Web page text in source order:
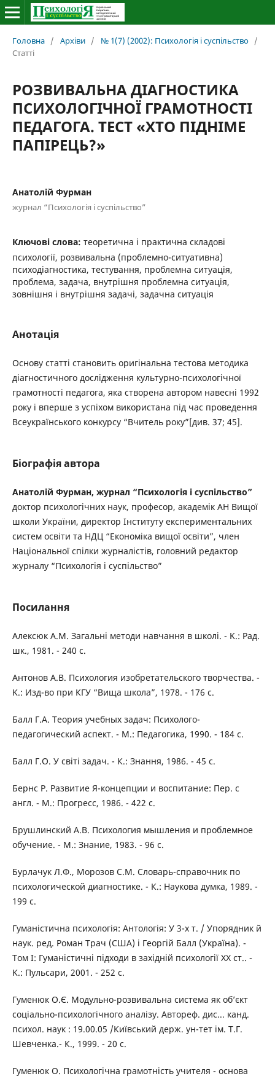
Головна / Архіви / № 1(7) (2002): Психологія і суспільство /
Статті
РОЗВИВАЛЬНА ДІАГНОСТИКА
ПСИХОЛОГІЧНОЇ ГРАМОТНОСТІ
ПЕДАГОГА. ТЕСТ «ХТО ПІДНІМЕ
ПАПІРЕЦЬ?»
Анатолій Фурман
журнал “Психологія і суспільство”
Ключові слова: теоретична і практична складові
психології, розвивальна (проблемно-ситуативна)
психодіагностика, тестування, проблемна ситуація,
проблема, задача, внутрішня проблемна ситуація,
зовнішня і внутрішня задачі, задачна ситуація
Анотація
Основу статті становить оригінальна тестова методика
діагностичного дослідження культурно-психологічної
грамотності педагога, яка створена автором навесні 1992
року і вперше з успіхом використана під час проведення
Всеукраїнського конкурсу “Вчитель року”[див. 37; 45].
Біографія автора
Анатолій Фурман, журнал “Психологія і суспільство”
доктор психологічних наук, професор, академік АН Вищої
школи України, директор Інституту експериментальних
систем освіти та НДЦ “Економіка вищої освіти”, член
Національної спілки журналістів, головний редактор
журналу “Психологія і суспільство”
Посилання
Алексюк А.М. Загальні методи навчання в школі. - K.: Рад.
шк., 1981. - 240 с.
Антонов А.В. Психология изобретательского творчества. -
K.: Изд-во при КГУ “Вища школа”, 1978. - 176 с.
Балл Г.А. Теория учебных задач: Психолого-
педагогический аспект. - М.: Педагогика, 1990. - 184 с.
Балл Г.О. У світі задач. - К.: Знання, 1986. - 45 с.
Бернс Р. Развитие Я-концепции и воспитание: Пер. с
англ. - М.: Прогресс, 1986. - 422 с.
Брушлинский А.В. Психология мышления и проблемное
обучение. - М.: Знание, 1983. - 96 с.
Бурлачук Л.Ф., Морозов С.М. Словарь-справочник по
психологической диагностике. - К.: Наукова думка, 1989. -
199 с.
Гуманістична психологія: Антологія: У 3-х т. / Упорядник й
наук. ред. Роман Трач (США) і Георгій Балл (Україна). -
Том I: Гуманістичні підходи в західній психології XX ст.. -
K.: Пульсари, 2001. - 252 с.
Гуменюк О.Є. Модульно-розвивальна система як об’єкт
соціально-психологічного аналізу. Автореф. дис... канд.
психол. наук : 19.00.05 /Київський держ. ун-тет ім. Т.Г.
Шевченка.- К., 1999. - 20 с.
Гуменюк О. Психологічна грамотність учителя - основа